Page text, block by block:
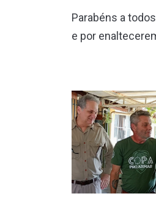
Parabéns a
e por